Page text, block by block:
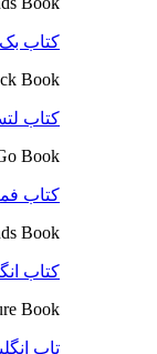
کتاب
Book
کتاب
Book
کتاب
Book
کتاب
Book
تاب